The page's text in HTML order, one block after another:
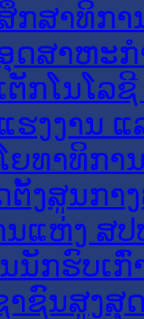
ກສາທິກາ
ດສາຫະ
ຕັກໂນໂລ
ຮງງານ
ຍທາທິກາ
ຕັ້ງສູນກາ
ແຫ່ງ ສປ
ນັກຮົບເກົ່
າຊົນສູງສຸ